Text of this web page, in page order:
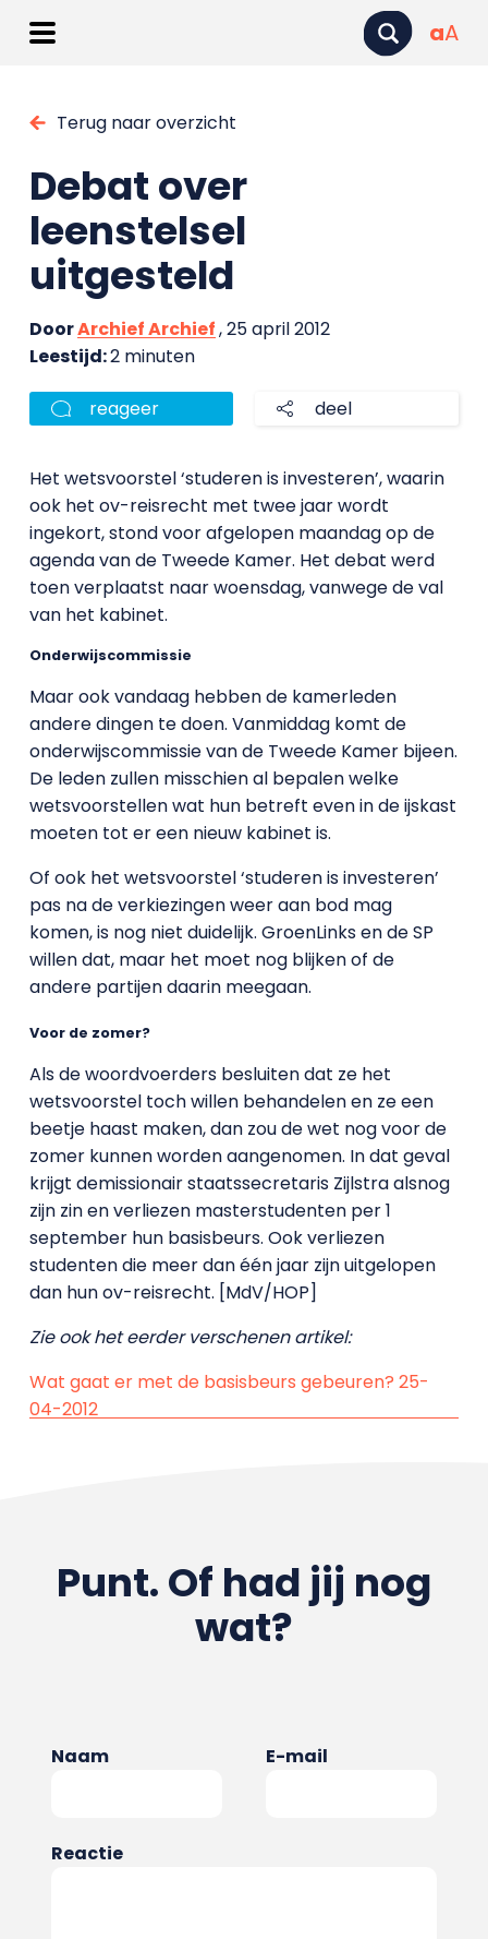
aA
Terug naar overzicht
Debat over
leenstelsel
uitgesteld
DoorArchief Archief, 25 april 2012
Leestijd:2 minuten
reageer deel
Het wetsvoorstel ‘studeren is investeren’, waarin
ook het ov-reisrecht met twee jaar wordt
ingekort, stond voor afgelopen maandag op de
agenda van de Tweede Kamer. Het debat werd
toen verplaatst naar woensdag, vanwege de val
van het kabinet.
Onderwijscommissie
Maar ook vandaag hebben de kamerleden
andere dingen te doen. Vanmiddag komt de
onderwijscommissie van de Tweede Kamer bijeen.
De leden zullen misschien al bepalen welke
wetsvoorstellen wat hun betreft even in de ijskast
moeten tot er een nieuw kabinet is.
Of ook het wetsvoorstel ‘studeren is investeren’
pas na de verkiezingen weer aan bod mag
komen, is nog niet duidelijk. GroenLinks en de SP
willen dat, maar het moet nog blijken of de
andere partijen daarin meegaan.
Voor de zomer?
Als de woordvoerders besluiten dat ze het
wetsvoorstel toch willen behandelen en ze een
beetje haast maken, dan zou de wet nog voor de
zomer kunnen worden aangenomen. In dat geval
krijgt demissionair staatssecretaris Zijlstra alsnog
zijn zin en verliezen masterstudenten per 1
september hun basisbeurs. Ook verliezen
studenten die meer dan één jaar zijn uitgelopen
dan hun ov-reisrecht. [MdV/HOP]
Zie ook het eerder verschenen artikel:
Wat gaat er met de basisbeurs gebeuren? 25-
04-2012
Punt. Of had jij nog
wat?
Naam E-mail
Reactie